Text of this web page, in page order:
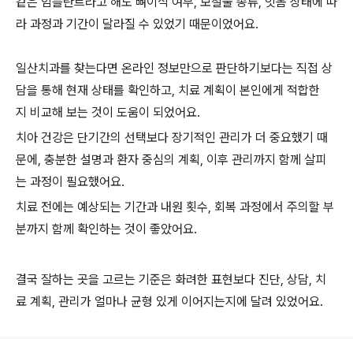
라 과정과 기간이 달라질 수 있었기 때문이었어요.
일산치과를 찾는다면 온라인 정보만으로 판단하기보다는 직접 상
담을 통해 현재 상태를 확인하고, 치료 계획이 본인에게 적합한
지 비교해 보는 것이 도움이 되었어요.
치아 건강은 단기간의 선택보다 장기적인 관리가 더 중요했기 때
문에, 충분한 설명과 환자 중심의 계획, 이후 관리까지 함께 살피
는 과정이 필요했어요.
치료 전에는 예상되는 기간과 내원 횟수, 회복 과정에서 주의할 부
분까지 함께 확인하는 것이 좋았어요.
결국 잘하는 곳을 고르는 기준은 화려한 표현보다 진단, 상담, 치
료 계획, 관리가 얼마나 균형 있게 이어지는지에 달려 있었어요.